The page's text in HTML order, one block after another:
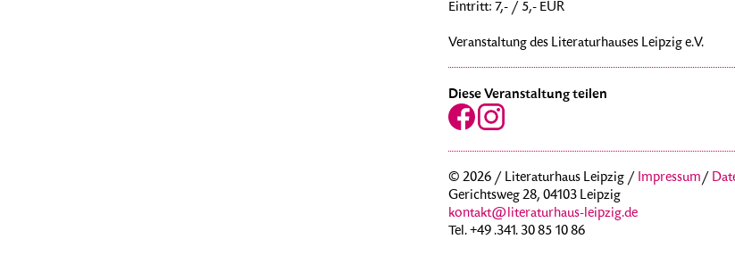
Eintritt: 7,- / 5,- EUR
Veranstaltung des Literaturhauses Leipzig e.V.
Diese Veranstaltung teilen
© 2026 / Literaturhaus Leipzig / Impressum/
Gerichtsweg 28, 04103 Leipzig
kontakt@literaturhaus-leipzig.de
Tel. +49 .341. 30 85 10 86